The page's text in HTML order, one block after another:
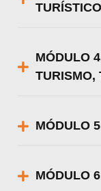
MÓDULO
TURISMO,
MÓDULO
MÓDULO